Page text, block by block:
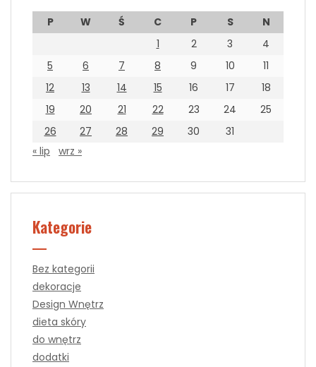
P W Ś C P S
N
1
2 3
4
5
6 7 8 9 10
11
12
13 14 15 16 17
18
19
20 21 22 23 24
25
26
27 28 29 30
31
« lip
wrz »
Kategorie
Bez kategorii
dekoracje
Design Wnętrz
dieta skóry
do wnętrz
dodatki